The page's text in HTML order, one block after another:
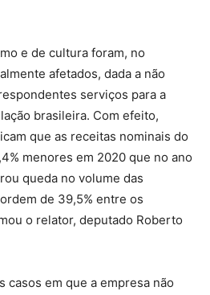
e de cultura foram, no
afetados, dada a não
serviços para a
brasileira. Com efeito,
que as receitas nominais do
menores em 2020 que no ano
queda no volume das
de 39,5% entre os
o relator, deputado Roberto
casos em que a empresa não